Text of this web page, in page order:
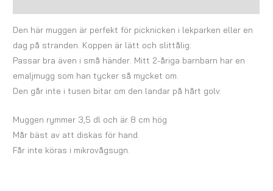
Den här muggen är perfekt för picknicken i lekparken eller en
dag på stranden. Koppen är lätt och slittålig.
Passar bra även i små händer. Mitt 2-åriga barnbarn har en
emaljmugg som han tycker så mycket om.
Den går inte i tusen bitar om den landar på hårt golv.
Muggen rymmer 3,5 dl och är 8 cm hög
Mår bäst av att diskas för hand.
Får inte köras i mikrovågsugn.